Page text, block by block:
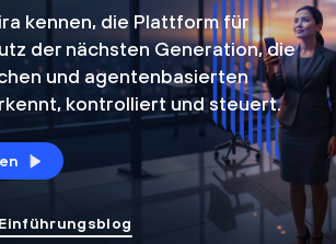
kennen, die Plattformfür
der nächsten Generation, die
und agentenbasierten
kontrolliert undsteuert.